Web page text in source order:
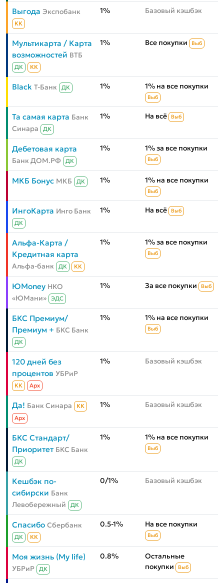
Выгода Экспобанк
КК
1% Базовый кэшбэк
Мультикарта / Карта
возможностей ВТБ
ДК КК
1% Все покупки Выб
Black Т-Банк ДК 1% 1% на все покупки
Выб
Та самая карта Банк
Синара
ДК
1% На всё Выб
Дебетовая карта
Банк ДОМ.РФ ДК
1% 1% за все покупки
Выб
МКБ Бонус МКБ ДК 1% 1% на все покупки
Выб
ИнгоКарта Инго Банк
ДК
1% На всё Выб
Альфа-Карта /
Кредитная карта
Альфа-банк ДК КК
1% 1% за все покупки
Выб
ЮMoney НКО
«ЮМани»
ЭДС
1% За все покупки Выб
БКС Премиум/
Премиум + БКС Банк
ДК
1% 1% на все покупки
Выб
120 дней без
процентов УБРиР
КК Aрх
1% Базовый кэшбэк
Да! Банк Синара
КК
Aрх
1% Базовый кэшбэк
БКС Стандарт/
Приоритет БКС Банк
ДК
1% 1% на все покупки
Выб
Кешбэк по-
сибирски Банк
Левобережный
ДК
0/1% Базовый кэшбэк
Спасибо Сбербанк
ДК КК
0.5-1% На все покупки
Выб
Моя жизнь (My life)
УБРиР ДК
0.8%
Остальные
покупки
Выб